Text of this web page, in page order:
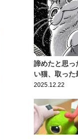
諦めたと思
い猫、取った
2025.12.22